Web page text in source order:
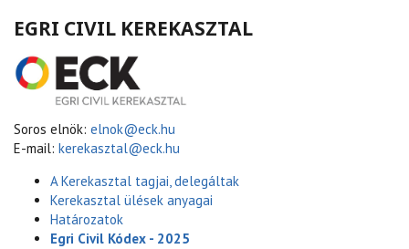
EGRI CIVIL KEREKASZTAL
Soros elnök: elnok@eck.hu
E-mail: kerekasztal@eck.hu
A Kerekasztal tagjai, delegáltak
Kerekasztal ülések anyagai
Határozatok
Egri Civil Kódex - 2025